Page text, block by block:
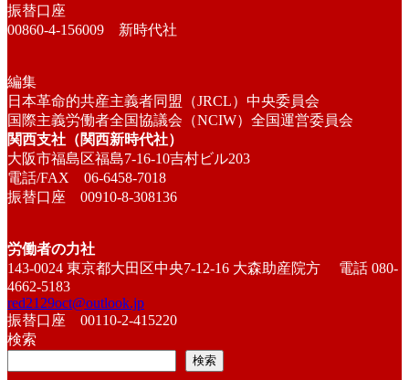
振替口座
00860-4-156009 新時代社
編集
日本革命的共産主義者同盟（JRCL）中央委員会
国際主義労働者全国協議会（NCIW）全国運営委員会
関西支社（関西新時代社）
大阪市福島区福島7-16-10吉村ビル203
電話/FAX 06-6458-7018
振替口座 00910-8-308136
労働者の力社
143-0024 東京都大田区中央7-12-16 大森助産院方 電話 080-
4662-5183
red2129oct@outlook.jp
振替口座 00110-2-415220
検索
検索